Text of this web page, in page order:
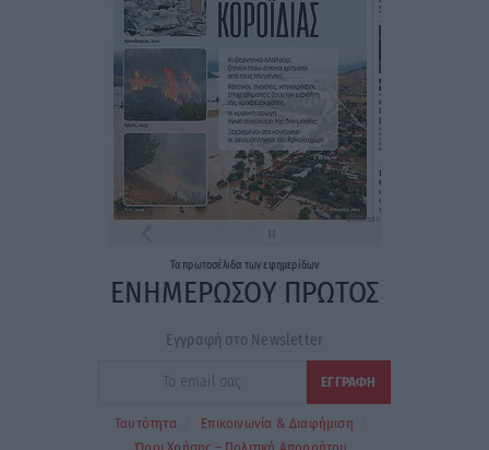
Ταπρωτοσέλιδα τωνεφημερίδων
ΕΝΗΜΕΡΩΣΟΥ ΠΡΩΤΟΣ
Εγγραφή στο Newsletter
Ταυτότητα
Επικοινωνία & Διαφήμιση